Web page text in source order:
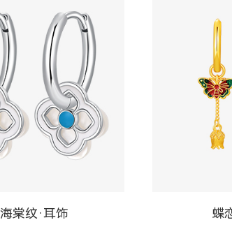
海棠纹·耳饰 蝶